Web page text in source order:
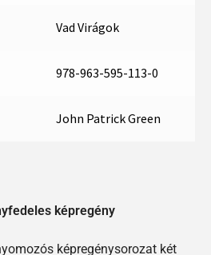
Vad Virágok
978-963-595-113-0
John Patrick Green
képregény
képregénysorozat két